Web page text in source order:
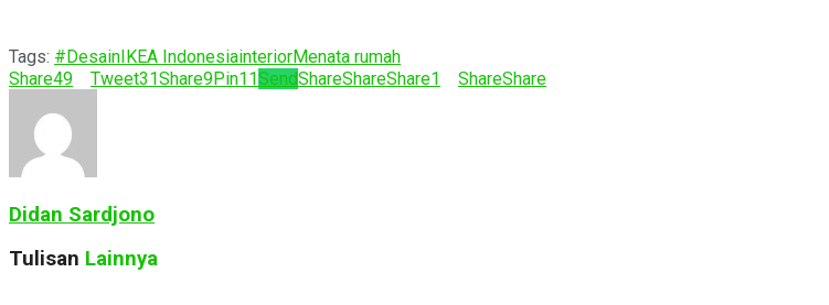
Tags: #DesainIKEA IndonesiainteriorMenata rumah
Share49 Tweet31Share9Pin11SendShareShareShare1 ShareShare
Didan Sardjono
Tulisan Lainnya